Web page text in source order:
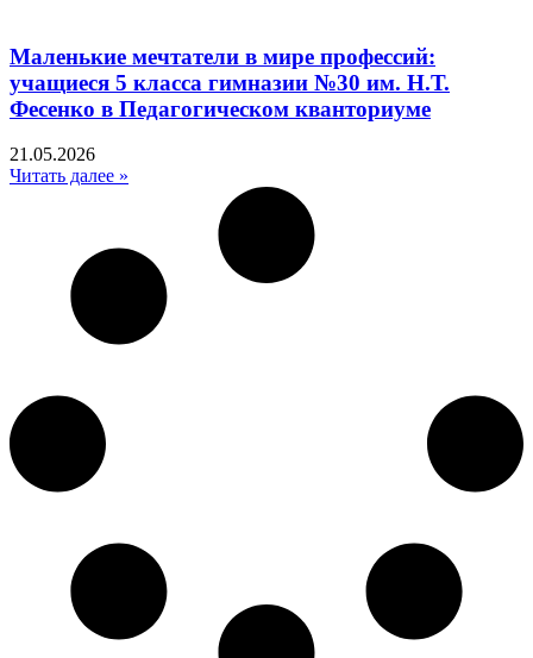
Маленькие мечтатели в мире профессий:
учащиеся 5 класса гимназии №30 им. Н.Т.
Фесенко в Педагогическом кванториуме
21.05.2026
Читать далее »